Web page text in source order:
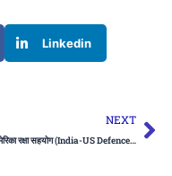
Linkedin
NEXT
भारत-अमेरिका रक्षा सहयोग (India-US Defence Cooperation) | UPSC Preparation